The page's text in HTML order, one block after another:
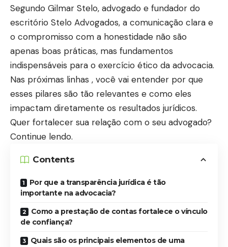
Segundo Gilmar Stelo, advogado e fundador do
escritório Stelo Advogados, a comunicação clara e
o compromisso com a honestidade não são
apenas boas práticas, mas fundamentos
indispensáveis para o exercício ético da advocacia.
Nas próximas linhas , você vai entender por que
esses pilares são tão relevantes e como eles
impactam diretamente os resultados jurídicos.
Quer fortalecer sua relação com o seu advogado?
Continue lendo.
Contents
Por que a transparência jurídica é tão
importante na advocacia?
Como a prestação de contas fortalece o vínculo
de confiança?
Quais são os principais elementos de uma